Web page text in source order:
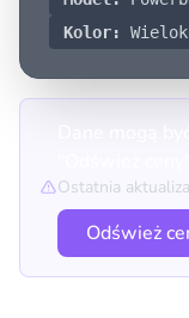
Kolor:
Ostatnia
Odśwież